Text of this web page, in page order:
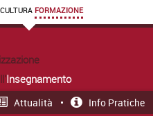
CULTURA FORMAZIONE
Insegnamento
Attualità Info Pratiche